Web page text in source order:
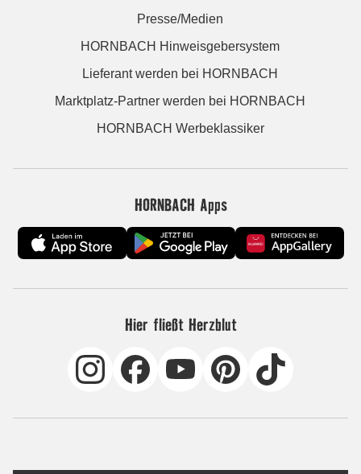
Presse/Medien
HORNBACH Hinweisgebersystem
Lieferant werden bei HORNBACH
Marktplatz-Partner werden bei HORNBACH
HORNBACH Werbeklassiker
HORNBACH Apps
Hier fließt Herzblut